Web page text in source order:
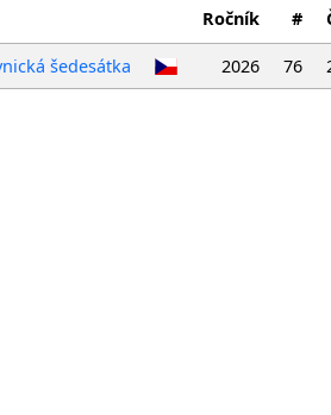
Ročník #
šedesátka 2026 76